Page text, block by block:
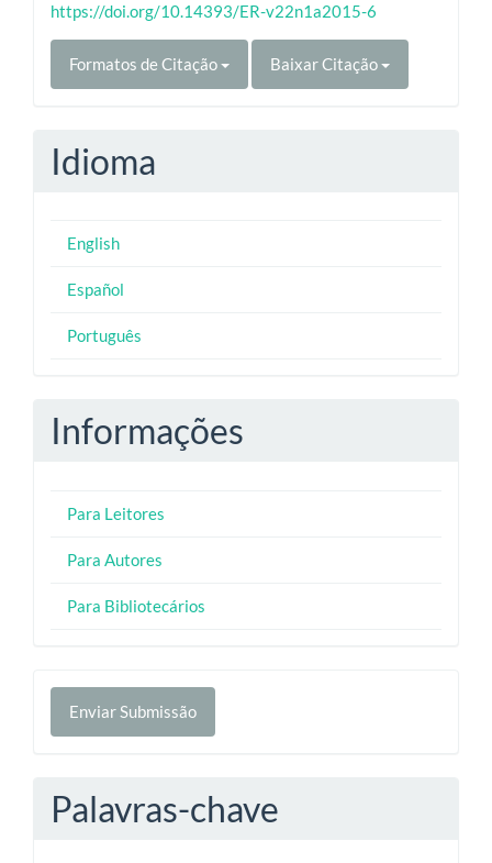
https://doi.org/10.14393/ER-v22n1a2015-6
Formatos de Citação Baixar Citação
Idioma
English
Español
Português
Informações
Para Leitores
Para Autores
Para Bibliotecários
Enviar
Submissão
Enviar Submissão
Palavras-chave